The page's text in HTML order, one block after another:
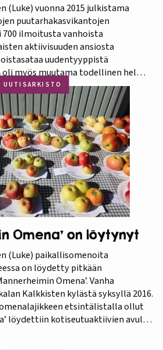
(Luke) vuonna 2015 julkistama
puutarhakasvikantojen
ilmoitusta vanhoista
aktiivisuuden ansiosta
uudentyyppistä
oli myös muutama todellinen helmi.
pääsi 375 kasvia, joista
vihreä-punavartiseksi Victoria-
dokumentoitiin vaihe
kadonneita geenejä
ensiesitys ja tutkimustulosten
UUTISARKISTO
Omena’ on löytynyt
(Luke) paikallisomenoita
on löydetty pitkään
Omena’. Vanha
Kalkkisten kylästä syksyllä 2016.
etsintälistalla ollut
löydettiin kotiseutuaktiivien avulla.